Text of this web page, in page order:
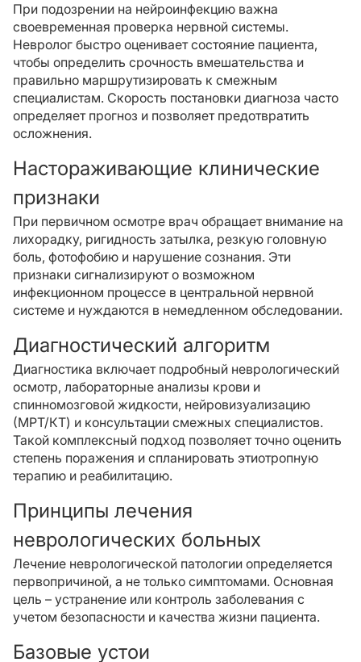
При подозрении на нейроинфекцию важна
своевременная проверка нервной системы.
Невролог быстро оценивает состояние пациента,
чтобы определить срочность вмешательства и
правильно маршрутизировать к смежным
специалистам. Скорость постановки диагноза часто
определяет прогноз и позволяет предотвратить
осложнения.
Настораживающие клинические
признаки
При первичном осмотре врач обращает внимание на
лихорадку, ригидность затылка, резкую головную
боль, фотофобию и нарушение сознания. Эти
признаки сигнализируют о возможном
инфекционном процессе в центральной нервной
системе и нуждаются в немедленном обследовании.
Диагностический алгоритм
Диагностика включает подробный неврологический
осмотр, лабораторные анализы крови и
спинномозговой жидкости, нейровизуализацию
(МРТ/КТ) и консультации смежных специалистов.
Такой комплексный подход позволяет точно оценить
степень поражения и спланировать этиотропную
терапию и реабилитацию.
Принципы лечения
неврологических больных
Лечение неврологической патологии определяется
первопричиной, а не только симптомами. Основная
цель – устранение или контроль заболевания с
учетом безопасности и качества жизни пациента.
Базовые устои